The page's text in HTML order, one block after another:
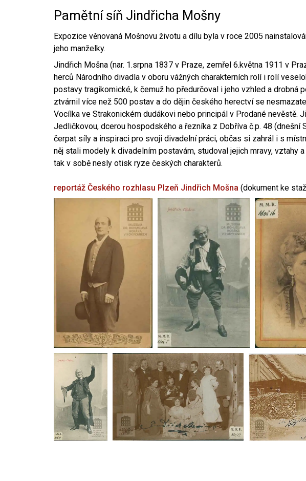
Pamětní síň Jindřicha Mošny
Expozice věnovaná Mošnovu životu a dílu byla v roce 2005
jeho manželky.
Jindřich Mošna (nar. 1.srpna 1837 v Praze, zemřel 6.května 1911 v
herců Národního divadla v oboru vážných charakterních rolí i rolí
postavy tragikomické, k čemuž ho předurčoval i jeho vzhled a drobná
ztvárnil více než 500 postav a do dějin českého herectví se
Vocílka ve Strakonickém dudákovi nebo principál v Prodané nevěstě.
Jedličkovou, dcerou hospodského a řezníka z Dobříva č.p. 48 (dnešní
čerpat síly a inspiraci pro svoji divadelní práci, občas si zahrál i s
něj stali modely k divadelním postavám, studoval jejich mravy, vztahy
tak v sobě nesly otisk ryze českých charakterů.
reportáž Českého rozhlasu Plzeň Jindřich Mošna (dokument ke